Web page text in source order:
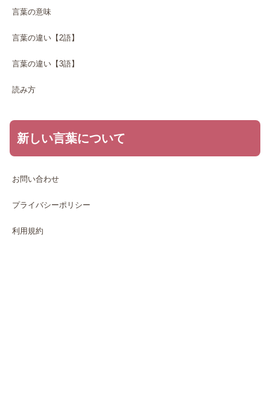
言葉の意味
言葉の違い【2語】
言葉の違い【3語】
読み方
新しい言葉について
お問い合わせ
プライバシーポリシー
利用規約